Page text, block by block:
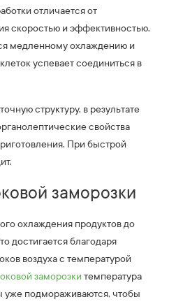
отличается от
скоростью и эффективностью.
медленному охлаждению и
успевает соединиться в
структуру, в результате
свойства
При быстрой
заморозки
охлаждения продуктов до
достигается благодаря
воздуха с температурой
заморозки температура
уже подмораживаются, чтобы